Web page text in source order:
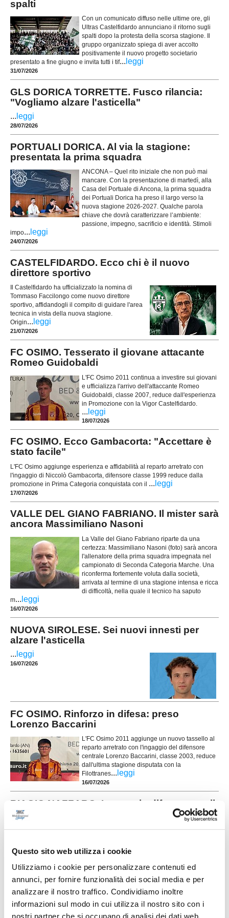
Questo sito web utilizza i cookie
Utilizziamo i cookie per personalizzare contenuti ed
annunci, per fornire funzionalità dei social media e per
analizzare il nostro traffico. Condividiamo inoltre
informazioni sul modo in cui utilizza il nostro sito con i
nostri partner che si occupano di analisi dei dati web,
spalti
Con un comunicato diffuso nelle ultime ore, gli
Ultras Castelfidardo annunciano il ritorno sugli
spalti dopo la protesta della scorsa stagione. Il
gruppo organizzato spiega di aver accolto
positivamente il nuovo progetto societario
presentato a fine giugno e invita tutti i tif... leggi
31/07/2026
GLS DORICA TORRETTE. Fusco rilancia:
"Vogliamo alzare l'asticella"
... leggi
28/07/2026
PORTUALI DORICA. Al via la stagione:
presentata la prima squadra
ANCONA – Quel rito iniziale che non può mai
mancare. Con la presentazione di martedì, alla
Casa del Portuale di Ancona, la prima squadra
dei Portuali Dorica ha preso il largo verso la
nuova stagione 2026-2027. Qualche parola
chiave che dovrà caratterizzare l’ambiente:
passione, impegno, sacrificio e identità. Stimoli
impo... leggi
24/07/2026
CASTELFIDARDO. Ecco chi è il nuovo
direttore sportivo
Il Castelfidardo ha ufficializzato la nomina di
Tommaso Faccilongo come nuovo direttore
sportivo, affidandogli il compito di guidare l'area
tecnica in vista della nuova stagione.
Origin... leggi
21/07/2026
FC OSIMO. Tesserato il giovane attacante
Romeo Guidobaldi
L'FC Osimo 2011 continua a investire sui giovani
e ufficializza l'arrivo dell'attaccante Romeo
Guidobaldi, classe 2007, reduce dall'esperienza
in Promozione con la Vigor Castelfidardo.
... leggi
18/07/2026
FC OSIMO. Ecco Gambacorta: "Accettare è
stato facile"
L'FC Osimo aggiunge esperienza e affidabilità al reparto arretrato con
l'ingaggio di Niccolò Gambacorta, difensore classe 1999 reduce dalla
promozione in Prima Categoria conquistata con il ... leggi
17/07/2026
VALLE DEL GIANO FABRIANO. Il mister sarà
ancora Massimiliano Nasoni
La Valle del Giano Fabriano riparte da una
certezza: Massimiliano Nasoni (foto) sarà ancora
l'allenatore della prima squadra impegnata nel
campionato di Seconda Categoria Marche. Una
riconferma fortemente voluta dalla società,
arrivata al termine di una stagione intensa e ricca
di difficoltà, nella quale il tecnico ha saputo
m... leggi
16/07/2026
NUOVA SIROLESE. Sei nuovi innesti per
alzare l'asticella
... leggi
16/07/2026
FC OSIMO. Rinforzo in difesa: preso
Lorenzo Baccarini
L'FC Osimo 2011 aggiunge un nuovo tassello al
reparto arretrato con l'ingaggio del difensore
centrale Lorenzo Baccarini, classe 2003, reduce
dall'ultima stagione disputata con la
Filottranes... leggi
16/07/2026
BIAGIO NAZZARO. Innesto in difesa: ecco il
centrale Thomas Bellucci
foto: www.biagionazzaro.net La Biagio Nazzaro Chiaravalle continua a
15/07/2026
SAMPAOLESE cala il poker: esperienza e
giovani per la nuova stagione
La Sampaolese cala un poker di acquisti in vista
della prossima stagione, rinforzando tutti i reparti